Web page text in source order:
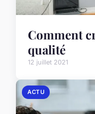
Comment
qualité
12 juillet 2021
ACTU